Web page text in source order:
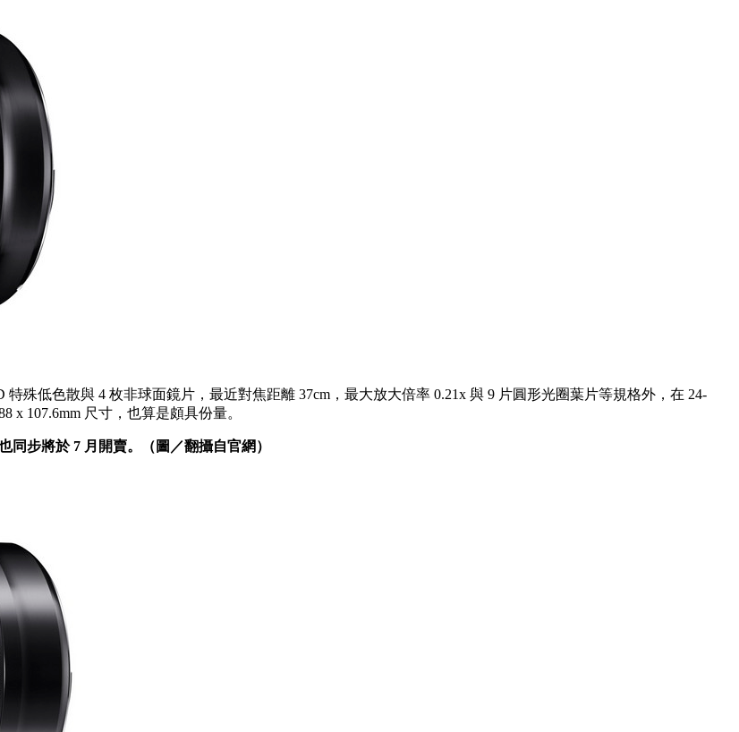
特殊低色散與 4 枚非球面鏡片，最近對焦距離 37cm，最大放大倍率 0.21x 與 9 片圓形光圈葉片等規格外，在 24-
x 107.6mm 尺寸，也算是頗具份量。
步將於 7 月開賣。（圖／翻攝自官網）